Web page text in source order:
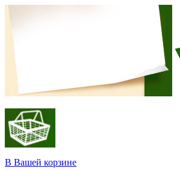
В Вашей корзине